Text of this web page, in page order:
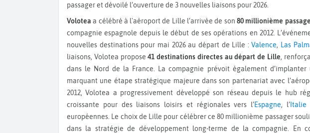
passager et dévoilé l’ouverture de 3 nouvelles liaisons pour 2026.
Volotea a célébré à l'aéroport de Lille l’arrivée de son 80 millionième
compagnie espagnole depuis le début de ses opérations en 2012.
nouvelles destinations pour mai 2026 au départ de Lille :Valence, Las
liaisons, Volotea propose41 destinations directes au départ de Lille,
dans le Nord de la France. La compagnie prévoit également
marquant une étape stratégique majeure dans son partenariat avec
2012, Volotea a progressivement développé son réseau depuis le hub
croissante pour des liaisons loisirs et régionales vers l’Espagne, l’Italie
européennes. Le choix de Lille pour célébrer ce 80 millionième passager
dans la stratégie de développement long-terme de la compagnie. En